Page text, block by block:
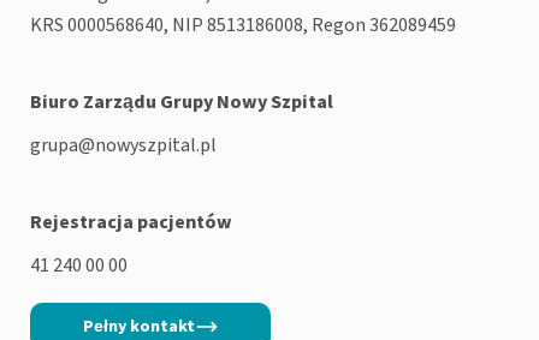
KRS 0000568640, NIP 8513186008, Regon 362089459
Biuro Zarządu Grupy Nowy Szpital
grupa@nowyszpital.pl
Rejestracja pacjentów
41 240 00 00
Pełny kontakt